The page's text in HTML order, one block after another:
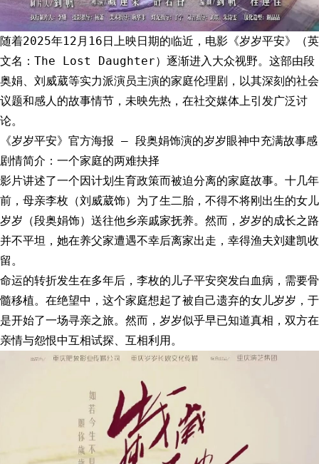
随着2025年12月16日上映日期的临近，电影《岁岁平安》（英
文名：The Lost Daughter）逐渐进入大众视野。这部由段
奥娟、刘威葳等实力派演员主演的家庭伦理剧，以其深刻的社会
议题和感人的故事情节，未映先热，在社交媒体上引发广泛讨
论。
《岁岁平安》官方海报 – 段奥娟饰演的岁岁眼神中充满故事感
剧情简介：一个家庭的两难抉择
影片讲述了一个因计划生育政策而被迫分离的家庭故事。十几年
前，母亲李枚（刘威葳饰）为了生二胎，不得不将刚出生的女儿
岁岁（段奥娟饰）送往他乡亲戚家抚养。然而，岁岁的成长之路
并不平坦，她在养父家遭遇不幸后离家出走，幸得渔夫刘建凯收
留。
命运的转折发生在多年后，李枚的儿子平安突发白血病，需要骨
髓移植。在绝望中，这个家庭想起了被自己遗弃的女儿岁岁，于
是开始了一场寻亲之旅。然而，岁岁似乎早已知道真相，双方在
亲情与怨恨中互相试探、互相利用。